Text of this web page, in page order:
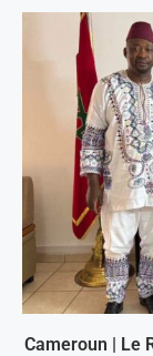
Cameroun | Le